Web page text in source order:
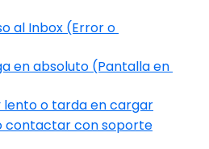
al Inbox (Error o
en absoluto (Pantalla en
lento o tarda en cargar
contactar con soporte